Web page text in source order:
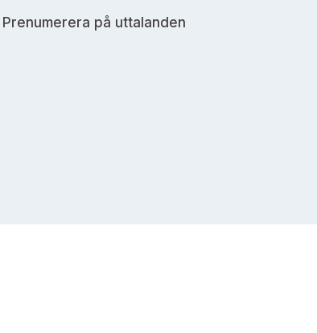
Prenumerera på uttalanden